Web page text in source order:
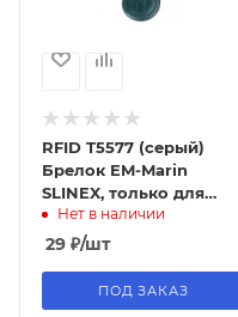
RFID T5577 (серый)
Брелок EM-Marin
SLINEX, только для
копирования
Нет в наличии
29 ₽/шт
ПОД ЗАКАЗ